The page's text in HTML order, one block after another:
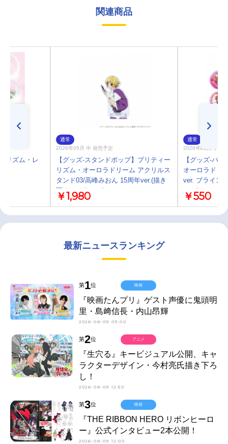
関連商品
リズム・レ
通常
2026年05月 中 発売予定
【グッズ-スタンドポップ】プリティー
リズム・オーロラドリーム アクリルス
タンド03/高峰みおん 15周年ver.(描き
下ろしイラスト)
￥1,980
通常
2026年05月 中 発
【グッズ-バ
オーロラドリ
ver. ブライン
スト)
￥550
最新ニュースランキング
第1位
『映画たんプリ』ゲスト声優に鬼頭明
里・島﨑信長・内山昂輝
2026-08-09 09:00
映画
第2位
『生穴る』キービジュアル公開、キャ
ラクターデザイン・今村亮氏描き下ろ
し！
2026-08-09 12:50
アニメ
第3位
『THE RIBBON HERO リボンヒーロ
ー』公式インタビュー2本公開！
2026-08-09 12:00
映画